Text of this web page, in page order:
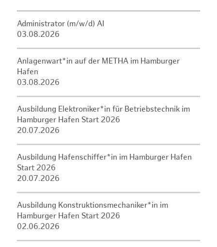
Administrator (m/w/d) AI
03.08.2026
Anlagenwart*in auf der METHA im Hamburger
Hafen
03.08.2026
Ausbildung Elektroniker*in für Betriebstechnik im
Hamburger Hafen Start 2026
20.07.2026
Ausbildung Hafenschiffer*in im Hamburger Hafen
Start 2026
20.07.2026
Ausbildung Konstruktionsmechaniker*in im
Hamburger Hafen Start 2026
02.06.2026